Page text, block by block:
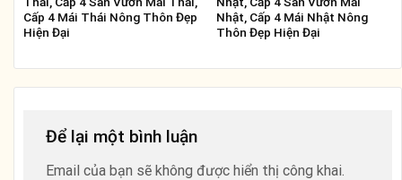
Cấp 4 Mái Thái Nông Thôn Đẹp
Hiện Đại
Nhật, Cấp 4 Mái Nhật Nông
Thôn Đẹp Hiện Đại
Để lại một bình luận
Email của bạn sẽ không được hiển thị công khai.